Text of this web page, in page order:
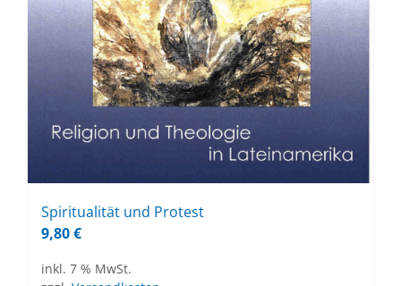
Spi­ri­tua­li­tät und Pro­test
9,80€
inkl. 7 % MwSt.